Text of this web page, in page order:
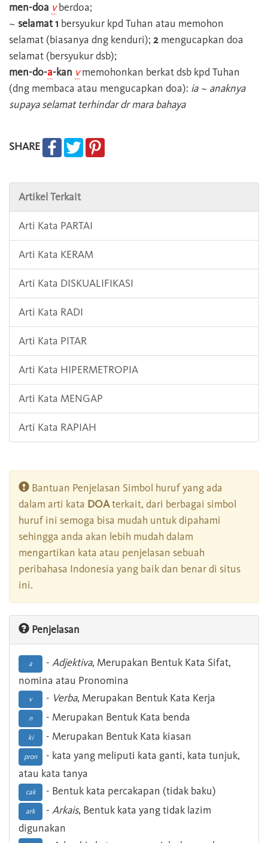
men-doa vberdoa;
~ selamat1 bersyukur kpd Tuhan atau memohon
selamat (biasanya dng kenduri); 2 mengucapkan doa
selamat (bersyukur dsb);
men-do-a-kan vmemohonkan berkat dsb kpd Tuhan
(dng membaca atau mengucapkan doa): ia ~ anaknya
supaya selamat terhindar dr mara bahaya
SHARE
Artikel Terkait
Arti Kata PARTAI
Arti Kata KERAM
Arti Kata DISKUALIFIKASI
Arti Kata RADI
Arti Kata PITAR
Arti Kata HIPERMETROPIA
Arti Kata MENGAP
Arti Kata RAPIAH
Bantuan Penjelasan Simbol huruf yang ada
dalam arti kata DOAterkait, dari berbagai simbol
huruf ini semoga bisa mudah untuk dipahami
sehingga anda akan lebih mudah dalam
mengartikan kata atau penjelasan sebuah
peribahasa Indonesia yang baik dan benar di situs
ini.
Penjelasan
a - Adjektiva, Merupakan Bentuk Kata Sifat,
nomina atau Pronomina
v - Verba, Merupakan Bentuk Kata Kerja
n - Merupakan Bentuk Kata benda
ki - Merupakan Bentuk Kata kiasan
pron
- kata yang meliputi kata ganti, kata tunjuk,
atau kata tanya
cak - Bentuk kata percakapan (tidak baku)
ark - Arkais, Bentuk kata yang tidak lazim
digunakan